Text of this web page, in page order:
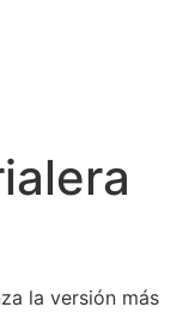
la versión más